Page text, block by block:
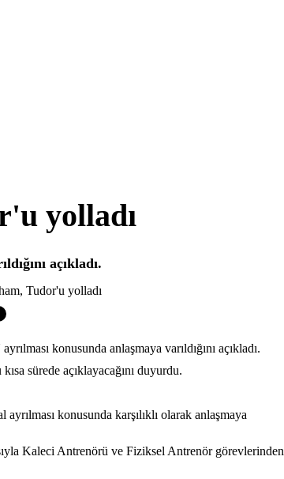
yolladı
açıkladı.
konusunda anlaşmaya varıldığını açıkladı.
sürede açıklayacağını duyurdu.
konusunda karşılıklı olarak anlaşmaya
Kaleci Antrenörü ve Fiziksel Antrenör görevlerinden